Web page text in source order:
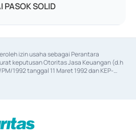
PASOK SOLID
izin usaha sebagai Perantara
keputusan Otoritas Jasa Keuangan (d.h
1992 tanggal 11 Maret 1992 dan KEP-
2014, izin usaha sebagai Penjamin Emisi
Otoritas Jasa Keuangan Nomor KEP-
Jasa Keuangan Nomor S-
2017, dan beberapa izin usaha lainnya